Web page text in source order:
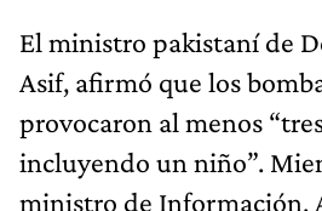
El ministro pakistaní de
Asif, afirmó que los
provocaron al menos
incluyendo un niño”.
ministro de Información,